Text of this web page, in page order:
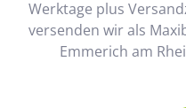
Werktage plus
versenden wir als
Emmerich am